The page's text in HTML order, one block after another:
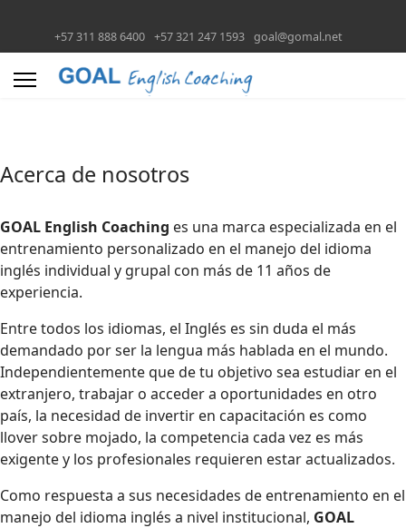
+57 311 888 6400 +57 321 247 1593 goal@gomal.net
Acerca de nosotros
GOAL English Coaching es una marca especializada en el
entrenamiento personalizado en el manejo del idioma
inglés individual y grupal con más de 11 años de
experiencia.
Entre todos los idiomas, el Inglés es sin duda el más
demandado por ser la lengua más hablada en el mundo.
Independientemente que de tu objetivo sea estudiar en el
extranjero, trabajar o acceder a oportunidades en otro
país, la necesidad de invertir en capacitación es como
llover sobre mojado, la competencia cada vez es más
exigente y los profesionales requieren estar actualizados.
Como respuesta a sus necesidades de entrenamiento en el
manejo del idioma inglés a nivel institucional, GOAL